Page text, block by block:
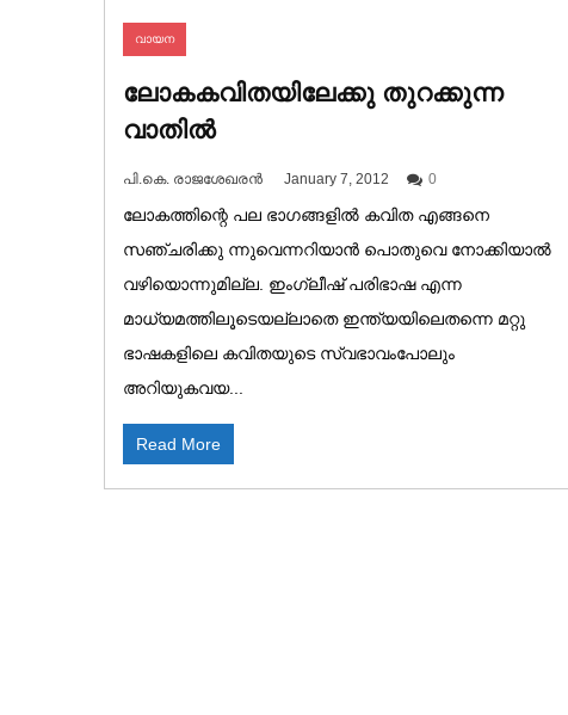
വായന
ലോകകവിതയിലേക്കു തുറക്കുന്ന
വാതിൽ
പി.കെ. രാജശേഖരൻ January 7, 2012 0
ലോകത്തിന്റെ പല ഭാഗങ്ങളിൽ കവിത എങ്ങനെ
സഞ്ചരിക്കു ന്നുവെന്നറിയാൻ പൊതുവെ നോക്കിയാൽ
വഴിയൊന്നുമില്ല. ഇംഗ്ലീഷ് പരിഭാഷ എന്ന
മാധ്യമത്തിലൂടെയല്ലാതെ ഇന്ത്യയിലെതന്നെ മറ്റു
ഭാഷകളിലെ കവിതയുടെ സ്വഭാവംപോലും
അറിയുകവയ...
Read More